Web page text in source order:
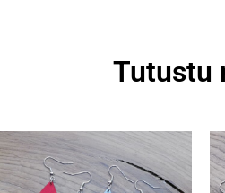
Tutustu